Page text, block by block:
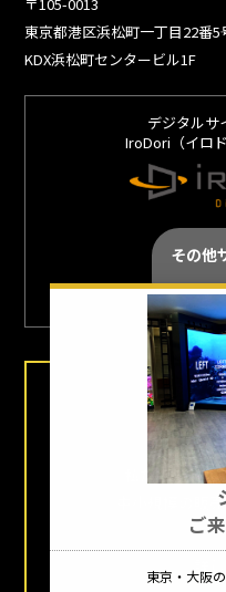
〒105-0013
東京都港区浜松町一丁目22番5
KDX浜松町センタービル1F
デジタルサ
IroDori（イロ
その他
LEDビジョ
私たちの製
中小規模の販
ご
東京・大阪